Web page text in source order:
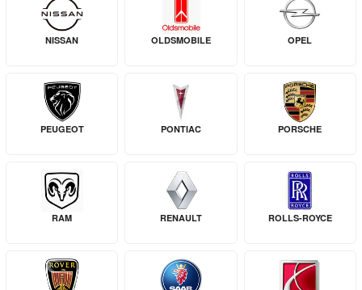
NISSAN OLDSMOBILE OPEL
PEUGEOT PONTIAC PORSCHE
RAM RENAULT ROLLS-ROYCE